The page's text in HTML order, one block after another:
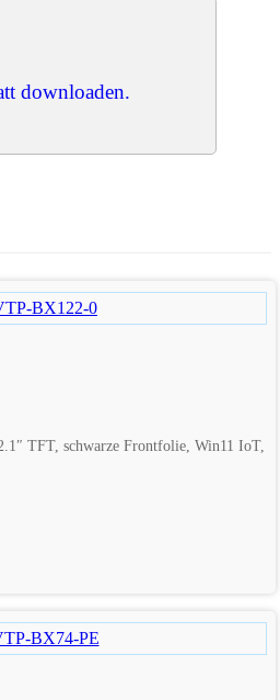
downloaden.
TFT, schwarze Frontfolie, Win11 IoT,